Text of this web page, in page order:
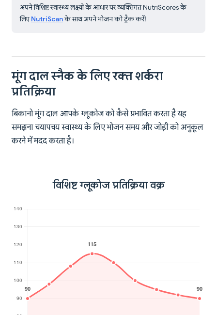
अपने विशिष्ट स्वास्थ्य लक्ष्यों के आधार पर व्यक्तिगत NutriScores के
लिए NutriScanके साथ अपने भोजन को ट्रैक करें!
मूंग दाल स्नैक के लिए रक्त शर्करा
प्रतिक्रिया
बिकानो मूंग दाल आपके ग्लूकोज को कैसे प्रभावित करता है यह
समझना चयापचय स्वास्थ्य के लिए भोजन समय और जोड़ी को अनुकूल
करने में मदद करता है।
विशिष्ट ग्लूकोज प्रतिक्रिया वक्र